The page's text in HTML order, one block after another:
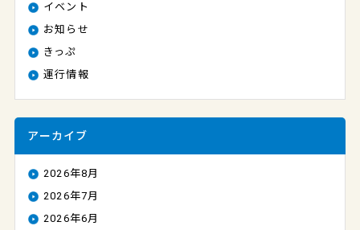
イベント
お知らせ
きっぷ
運行情報
アーカイブ
2026年8月
2026年7月
2026年6月